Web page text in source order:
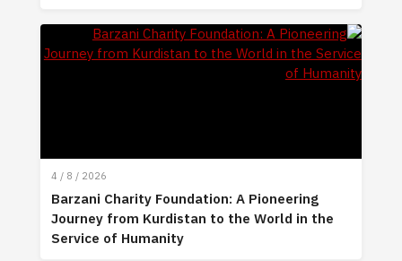
4 / 8 / 2026
Barzani Charity Foundation: A Pioneering
Journey from Kurdistan to the World in the
Service of Humanity